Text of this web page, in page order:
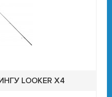
LOOKER X4